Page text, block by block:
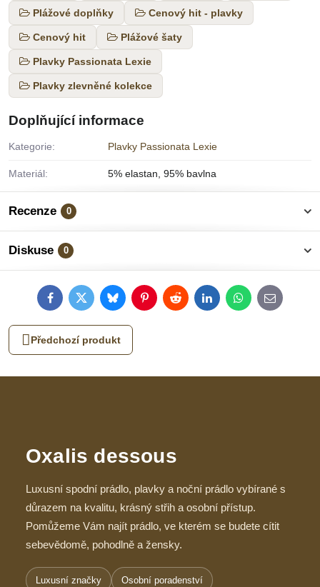
Plážové doplňky Cenový hit - plavky
Cenový hit Plážové šaty
Plavky Passionata Lexie
Plavky zlevněné kolekce
Doplňující informace
Kategorie: Plavky Passionata Lexie
Materiál: 5% elastan, 95% bavlna
Recenze 0
Diskuse 0
FacebookTwitterBlueskyPinterestRedditLinkedInWhatsApp
E-
mail
Předchozí produkt
Oxalis dessous
Luxusní spodní prádlo, plavky a noční prádlo vybírané s
důrazem na kvalitu, krásný střih a osobní přístup.
Pomůžeme Vám najít prádlo, ve kterém se budete cítit
sebevědomě, pohodlně a žensky.
Luxusní značky Osobní poradenství